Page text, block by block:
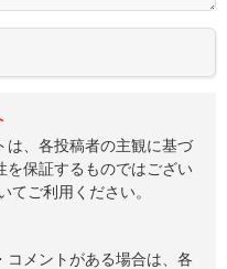
は、各投稿者の主観に基づ
を保証するものではござい
てご利用ください。
コメントがある場合は、各